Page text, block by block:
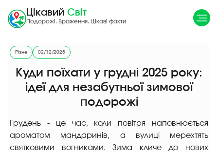
Цікавий Світ
Подорожі. Враження. Цікаві факти
Різне 02/12/2025
Куди поїхати у грудні 2025 року:
ідеї для незабутньої зимової
подорожі
Грудень - це час, коли повітря наповнюється
ароматом мандаринів, а вулиці мерехтять
святковими вогниками. Зима кличе до нових